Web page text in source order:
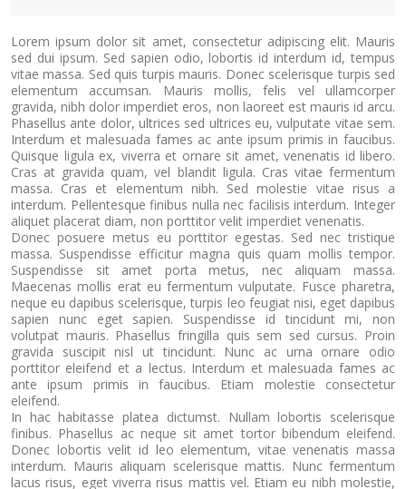
Lorem ipsum dolor sit amet, consectetur adipiscing elit. Mauris
sed dui ipsum. Sed sapien odio, lobortis id interdum id, tempus
vitae massa. Sed quis turpis mauris. Donec scelerisque turpis sed
elementum accumsan. Mauris mollis, felis vel ullamcorper
gravida, nibh dolor imperdiet eros, non laoreet est mauris id arcu.
Phasellus ante dolor, ultrices sed ultrices eu, vulputate vitae sem.
Interdum et malesuada fames ac ante ipsum primis in faucibus.
Quisque ligula ex, viverra et ornare sit amet, venenatis id libero.
Cras at gravida quam, vel blandit ligula. Cras vitae fermentum
massa. Cras et elementum nibh. Sed molestie vitae risus a
interdum. Pellentesque finibus nulla nec facilisis interdum. Integer
aliquet placerat diam, non porttitor velit imperdiet venenatis.
Donec posuere metus eu porttitor egestas. Sed nec tristique
massa. Suspendisse efficitur magna quis quam mollis tempor.
Suspendisse sit amet porta metus, nec aliquam massa.
Maecenas mollis erat eu fermentum vulputate. Fusce pharetra,
neque eu dapibus scelerisque, turpis leo feugiat nisi, eget dapibus
sapien nunc eget sapien. Suspendisse id tincidunt mi, non
volutpat mauris. Phasellus fringilla quis sem sed cursus. Proin
gravida suscipit nisl ut tincidunt. Nunc ac urna ornare odio
porttitor eleifend et a lectus. Interdum et malesuada fames ac
ante ipsum primis in faucibus. Etiam molestie consectetur
eleifend.
In hac habitasse platea dictumst. Nullam lobortis scelerisque
finibus. Phasellus ac neque sit amet tortor bibendum eleifend.
Donec lobortis velit id leo elementum, vitae venenatis massa
interdum. Mauris aliquam scelerisque mattis. Nunc fermentum
lacus risus, eget viverra risus mattis vel. Etiam eu nibh molestie,